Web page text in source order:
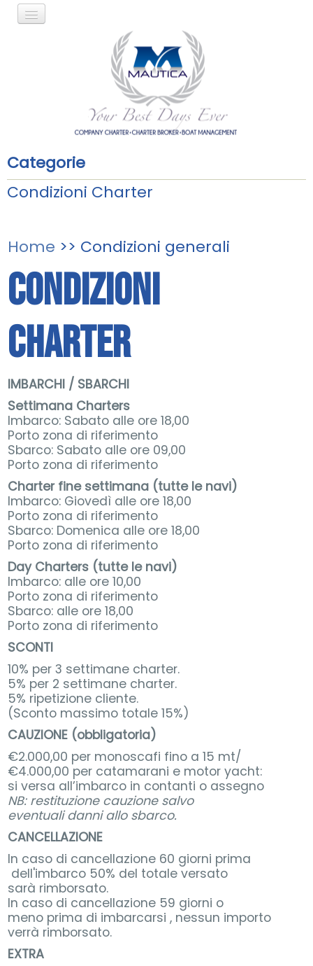
Azienda
Nostra base
Nostre rotte
Altre rotte
Promozioni
Contatti
Categorie
Condizioni Charter
Home >> Condizioni generali
Condizioni
Charter
IMBARCHI / SBARCHI
Settimana Charters
Imbarco: Sabato alle ore 18,00
Porto zona di riferimento
Sbarco: Sabato alle ore 09,00
Porto zona di riferimento
Charter fine settimana (tutte le navi)
Imbarco: Giovedì alle ore 18,00
Porto zona di riferimento
Sbarco: Domenica alle ore 18,00
Porto zona di riferimento
Day Charters (tutte le navi)
Imbarco: alle ore 10,00
Porto zona di riferimento
Sbarco: alle ore 18,00
Porto zona di riferimento
SCONTI
10% per 3 settimane charter.
5% per 2 settimane charter.
5% ripetizione cliente.
(Sconto massimo totale 15%)
CAUZIONE (obbligatoria)
€2.000,00 per monoscafi fino a 15 mt/
€4.000,00 per catamarani e motor yacht:
si versa all’imbarco in contanti o assegno
NB: restituzione cauzione salvo
eventuali danni allo sbarco.
CANCELLAZIONE
In caso di cancellazione 60 giorni prima
dell'imbarco 50% del totale versato
sarà rimborsato.
In caso di cancellazione 59 giorni o
meno prima di imbarcarsi , nessun importo
verrà rimborsato.
EXTRA